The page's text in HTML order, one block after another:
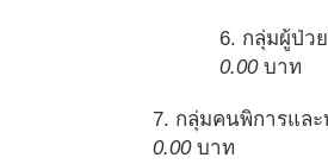
6. กลุ่มผู้ป่วย
0.00บาท
7. กลุ่มคนพิการแล
0.00บาท